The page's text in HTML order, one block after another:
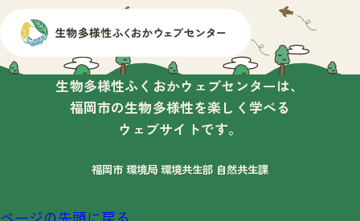
生物多様性ふくおかウェブセンターは、
福岡市の生物多様性を楽しく学べる
ウェブサイトです。
福岡市 環境局 環境共生部 自然共生課